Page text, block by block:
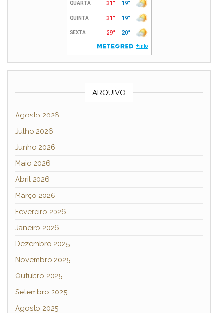
ARQUIVO
Agosto 2026
Julho 2026
Junho 2026
Maio 2026
Abril 2026
Março 2026
Fevereiro 2026
Janeiro 2026
Dezembro 2025
Novembro 2025
Outubro 2025
Setembro 2025
Agosto 2025